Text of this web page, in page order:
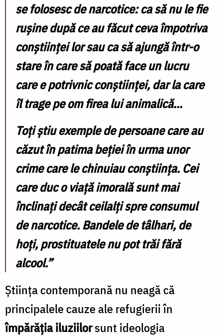
se folosesc de narcotice: ca să nu le fie
rușine după ce au făcut ceva împotriva
conștiinței lor sau ca să ajungă într-o
stare în care să poată face un lucru
care e potrivnic conștiinței, dar la care
îl trage pe om firea lui animalică...
Toți știu exemple de persoane care au
căzut în patima beției în urma unor
crime care le chinuiau conștiința. Cei
care duc o viață imorală sunt mai
înclinați decât ceilalți spre consumul
de narcotice. Bandele de tâlhari, de
hoți, prostituatele nu pot trăi fără
alcool.”
Știința contemporană nu neagă că
principalele cauze ale refugierii în
împărăția iluziilorsunt ideologia